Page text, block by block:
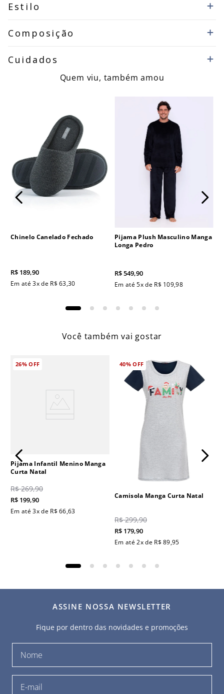
Estilo
Composição
Cuidados
Quem viu, também amou
Chinelo Canelado Fechado
R$ 189,90
Em até3x de R$ 63,30
Pijama Plush Masculino Manga
Longa Pedro
R$549,90
Em até5x de R$ 109,98
Você também vai gostar
26%OFF
Pijama Infantil Menino Manga
Curta Natal
R$ 269,90
R$ 199,90
Em até3x de R$ 66,63
40%OFF
Camisola Manga Curta Natal
R$ 299,90
R$ 179,90
Em até2x de R$ 89,95
ASSINE NOSSA NEWSLETTER
Fique por dentro das novidades e promoções